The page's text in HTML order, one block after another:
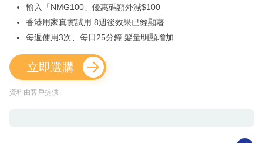
輸入「NMG100」優惠碼額外減$100
香港用家真實試用 8週後效果已經顯著
每週使用3次、每日25分鐘 髮量明顯增加
立即選購
資料由客戶提供